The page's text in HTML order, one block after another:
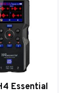
Essential